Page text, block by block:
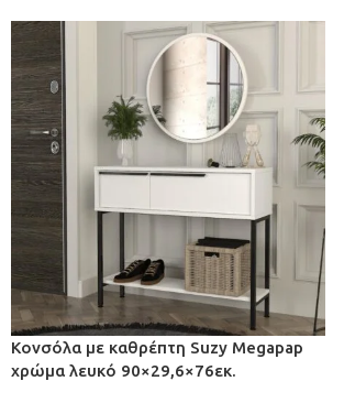
Κονσόλα με καθρέπτη Suzy Megapap
χρώμα λευκό 90×29,6×76εκ.